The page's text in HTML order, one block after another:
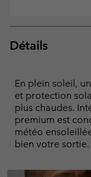
Détails
En plein soleil,
et protection
plus chaudes.
premium est
météo
bien votre sortie.